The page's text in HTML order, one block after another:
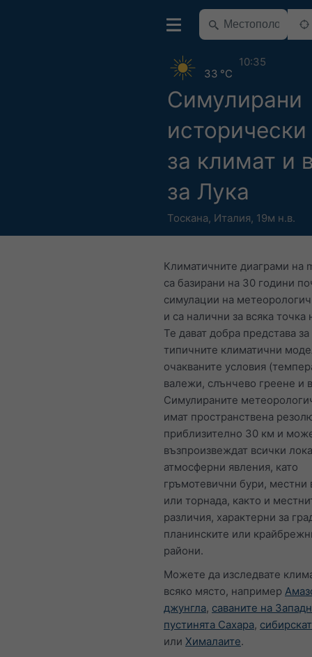
Симулирани
за климат и
за Лука
Тоскана, Италия, 19м н.в.
33 °C
10:35
Климатичните диаграми на
са базирани на 30 години
симулации на
и са налични за всяка точка
Те дават добра представа за
типичните климатични
очакваните условия
валежи, слънчево греене и
Симулираните
имат пространствена
приблизително 30 км и
възпроизвеждат всички
атмосферни явления, като
гръмотевични бури, местни
или торнада, както и
различия, характерни за
планинските или
райони.
Можете да изследвате
всяко място, например
джунгла, саваните на
пустинята Сахара,
или Хималаите.